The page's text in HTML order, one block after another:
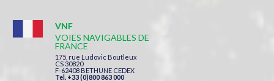
VNF
VOIES NAVIGABLES DE
FRANCE
175, rue Ludovic Boutleux
CS 30820
F-62408 BETHUNE CEDEX
Tel. +33 (0)800 863 000